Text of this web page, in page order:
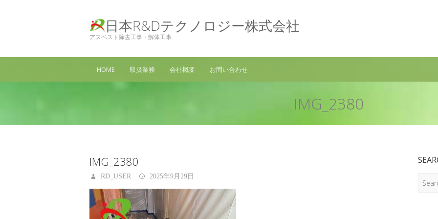
日本R&Dテクノロジー株式会社
アスベスト除去工事・解体工事
HOME 取扱業務 会社概要 お問い合わせ
IMG_2380
IMG_2380
RD_USER 2025年9月29日